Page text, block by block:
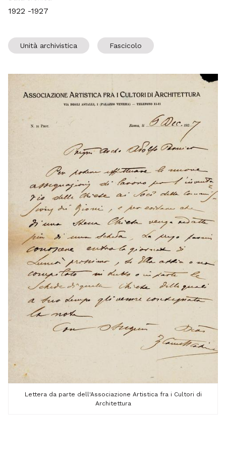
1922 -1927
Unità archivistica Fascicolo
Lettera da parte dell'Associazione Artistica fra i Cultori di
Architettura